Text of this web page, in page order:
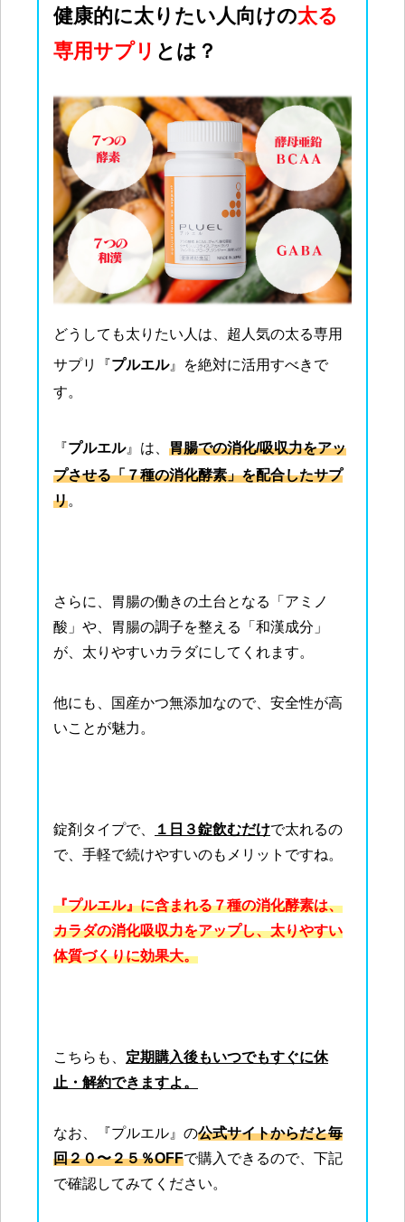
健康的に太りたい人向けの太る
専用サプリ とは？
どうしても太りたい人は、超人気の太る専用
サプリ『プルエル』を絶対に活用すべきで
す。
『プルエル』は、 胃腸での消化/吸収力をアッ
プさせる「７種の消化酵素」を配合したサプ
リ。
さらに、胃腸の働きの土台となる「アミノ
酸」や、胃腸の調子を整える「和漢成分」
が、太りやすいカラダにしてくれます。
他にも、国産かつ無添加なので、安全性が高
いことが魅力。
錠剤タイプで、 １日３錠飲むだけで太れるの
で、手軽で続けやすいのもメリットですね。
『プルエル』に含まれる７種の消化酵素は、
カラダの消化吸収力をアップし、太りやすい
体質づくりに効果大。
こちらも、 定期購入後もいつでもすぐに休
止・解約できますよ。
なお、『プルエル』の公式サイトからだと毎
回２０〜２５％OFFで購入できるので、下記
で確認してみてください。